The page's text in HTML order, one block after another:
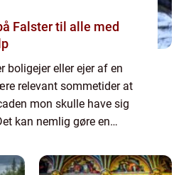
Falster til alle med
boligejer eller ejer af en
relevant sommetider at
mon skulle have sig
kan nemlig gøre en
malet. Skal du have